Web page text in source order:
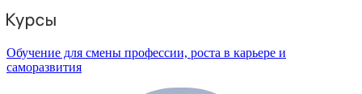
Обучение для смены профессии, роста в карьере и
саморазвития